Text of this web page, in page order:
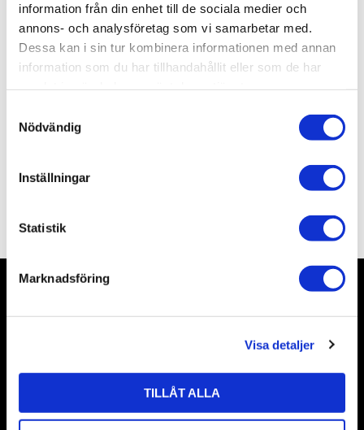
information från din enhet till de sociala medier och
annons- och analysföretag som vi samarbetar med.
Dessa kan i sin tur kombinera informationen med annan
information som du har tillhandahållit eller som de har
Nödvändig
Inställningar
Statistik
Marknadsföring
Visa detaljer
TILLÅT ALLA
Slutsåld
Leveranstid
ca 14 dagar efter beställning
Nyhetsbrev
Prenumerera
Dina personuppgifter behandlas i enlighet med vårintegritetspolicy.